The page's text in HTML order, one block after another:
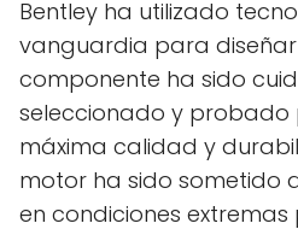
Bentley ha utilizado
vanguardia para diseñar
componente ha sido
seleccionado y
máxima calidad y
motor ha sido sometido
en condiciones